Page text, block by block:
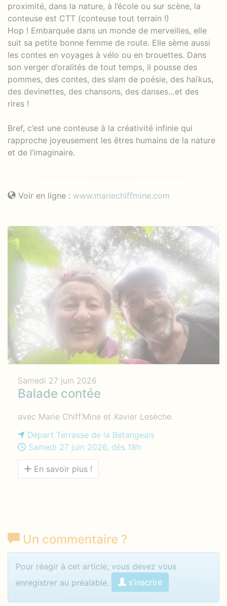
proximité, dans la nature, à l’école ou sur scène, la
conteuse est CTT (conteuse tout terrain !)
Hop ! Embarquée dans un monde de merveilles, elle
suit sa petite bonne femme de route. Elle sème aussi
les contes en voyages à vélo ou en brouettes. Dans
son verger d’oralités de tout temps, il pousse des
pommes, des contes, des slam de poésie, des haïkus,
des devinettes, des chansons, des danses…et des
rires !
Bref, c’est une conteuse à la créativité infinie qui
rapproche joyeusement les êtres humains de la nature
et de l’imaginaire.
Voir en ligne : www.mariechiffmine.com
Samedi 27 juin 2026
Balade contée
avec Marie Chiff’Mine et Xavier Lesèche.
Départ Terrasse de la Bétangeais
Samedi 27 juin 2026, dès 18h
En savoir plus !
Un commentaire ?
Identifiez-vous pour commenter
Pour réagir à cet article, vous devez vous
enregistrer au préalable.
s’inscrire